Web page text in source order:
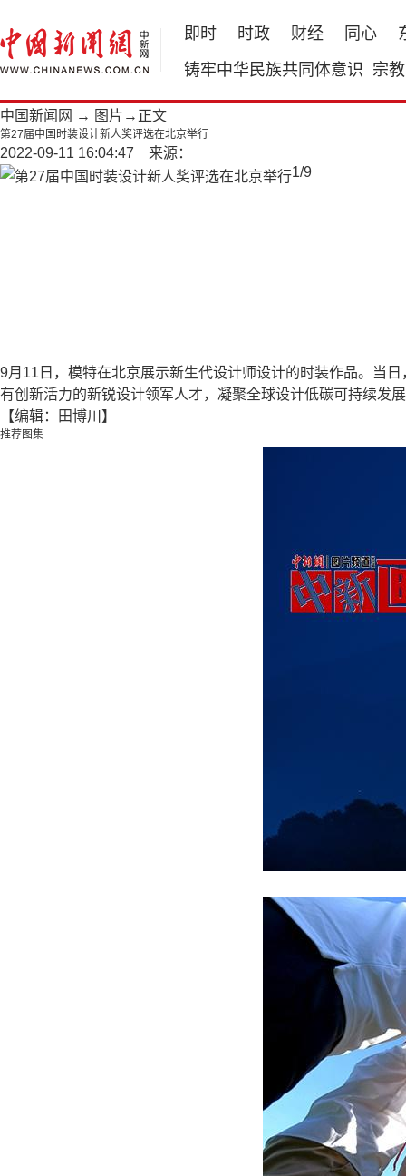
即时 时政 财经 同心
铸牢中华民族共同体意识 宗教
中国新闻网 → 图片 →正文
第27届中国时装设计新人奖评选在北京举行
2022-09-11 16:04:47 来源：
1/9
9月11日，模特在北京展示新生代设计师设计的时装作品。当
有创新活力的新锐设计领军人才，凝聚全球设计低碳可持续发
【编辑：田博川】
推荐图集